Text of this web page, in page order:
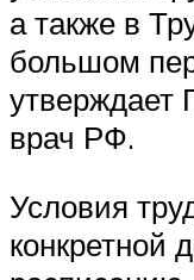
а также в
большом
утверждает
врач РФ.
Условия
конкретной